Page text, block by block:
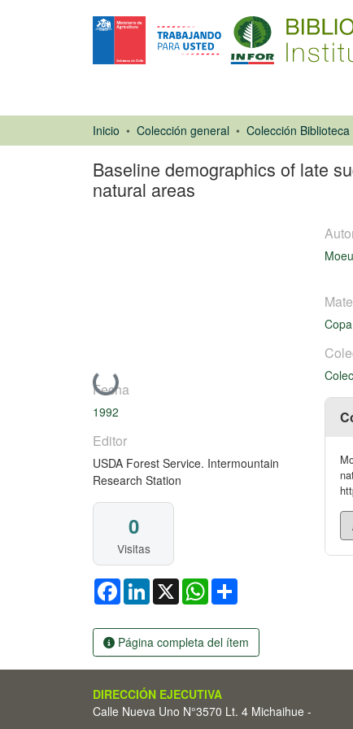
Inicio Colección general Colección Biblioteca
Baseline demographics of late
natural areas
Cargando...
Fecha
1992
Editor
USDA Forest Service. Intermountain
Research Station
0
Visitas
FacebookLinkedIn
X WhatsApp
Página completa del ítem
Copa
DIRECCIÓN EJECUTIVA
Calle Nueva Uno N°3570 Lt. 4 Michaihue -